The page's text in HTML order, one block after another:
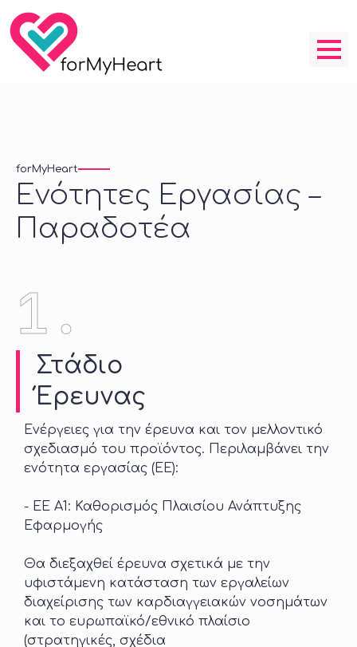
forMyHeart
Ενότητες Εργασίας –
Παραδοτέα
1.
Στάδιο
Έρευνας
Ενέργειες για την έρευνα και τον μελλοντικό
σχεδιασμό του προϊόντος. Περιλαμβάνει την
ενότητα εργασίας (ΕΕ):
- ΕΕ Α1: Καθορισμός Πλαισίου Ανάπτυξης
Εφαρμογής
Θα διεξαχθεί έρευνα σχετικά με την
υφιστάμενη κατάσταση των εργαλείων
διαχείρισης των καρδιαγγειακών νοσημάτων
και το ευρωπαϊκό/εθνικό πλαίσιο
(στρατηγικές, σχέδια